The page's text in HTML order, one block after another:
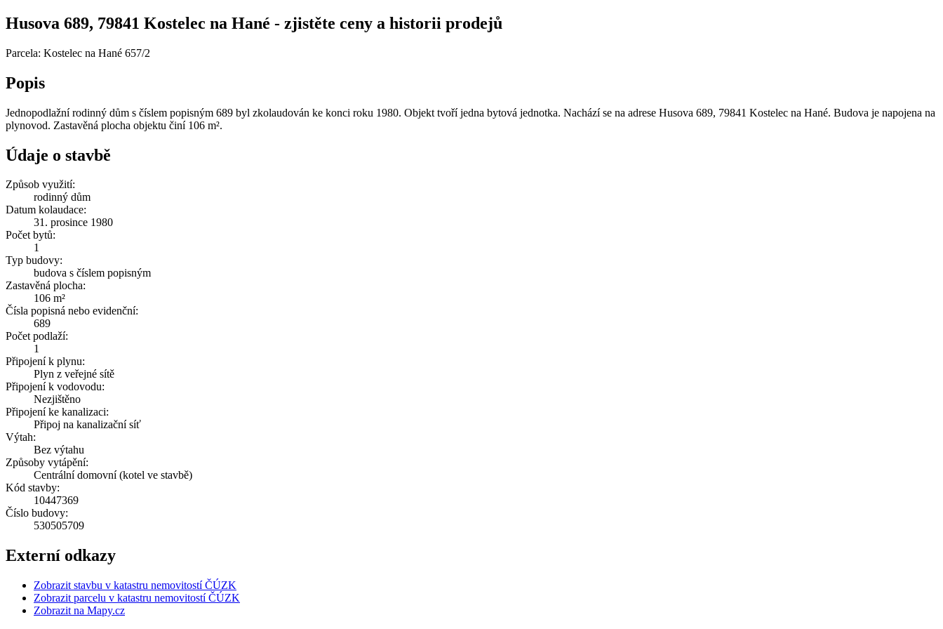
Husova 689, 79841 Kostelec na Hané - zjistěte ceny a historii prodejů
Parcela: Kostelec na Hané 657/2
Popis
Jednopodlažní rodinný dům s číslem popisným 689 byl zkolaudován ke konci roku 1980. Objekt tvoří jedna bytová jednotka. Nachází se na adrese Husova 689, 79841 Kostelec na Hané. Budova je napojena na
plynovod. Zastavěná plocha objektu činí 106 m².
Údaje o stavbě
Způsob využití:
rodinný dům
Datum kolaudace:
31. prosince 1980
Počet bytů:
1
Typ budovy:
budova s číslem popisným
Zastavěná plocha:
106 m²
Čísla popisná nebo evidenční:
689
Počet podlaží:
1
Připojení k plynu:
Plyn z veřejné sítě
Připojení k vodovodu:
Nezjištěno
Připojení ke kanalizaci:
Připoj na kanalizační síť
Výtah:
Bez výtahu
Způsoby vytápění:
Centrální domovní (kotel ve stavbě)
Kód stavby:
10447369
Číslo budovy:
530505709
Externí odkazy
Zobrazit stavbu v katastru nemovitostí ČÚZK
Zobrazit parcelu v katastru nemovitostí ČÚZK
Zobrazit na Mapy.cz